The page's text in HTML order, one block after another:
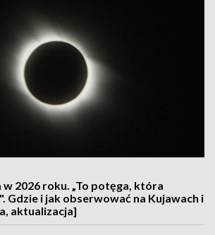
w 2026 roku. „To potęga, która
Gdzie i jak obserwować na Kujawach i
aktualizacja]